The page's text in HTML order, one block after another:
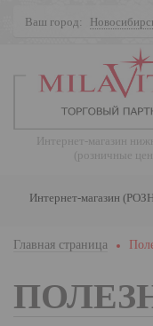
Ваш город:
Интернет-магазин
(розничные
Интернет-магазин
Главная страница